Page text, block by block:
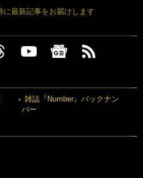
に最新記事をお届けします
雑誌『Number』バックナン
バー